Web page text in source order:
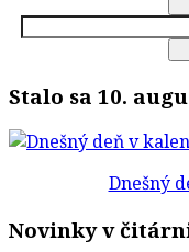
Stalo sa 10.
Dnešný
Novinky v